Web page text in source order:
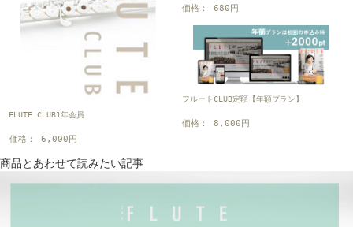
FLUTE CLUB1年会員
価格： 6,000円
価格： 680円
フルートCLUB定額【年額プラン】
価格： 8,000円
商品とあわせて読みたい記事